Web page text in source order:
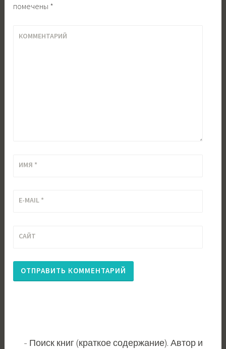
помечены *
КОММЕНТАРИЙ
ИМЯ *
E-MAIL *
САЙТ
Поиск книг (краткое содержание). Автор и